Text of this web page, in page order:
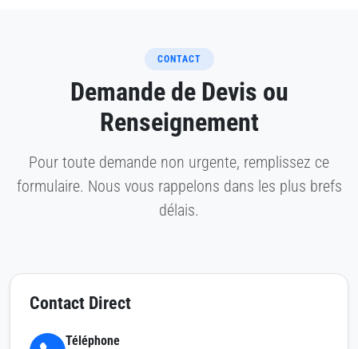
CONTACT
Demande de Devis ou
Renseignement
Pour toute demande non urgente, remplissez ce
formulaire. Nous vous rappelons dans les plus brefs
délais.
Contact Direct
Téléphone